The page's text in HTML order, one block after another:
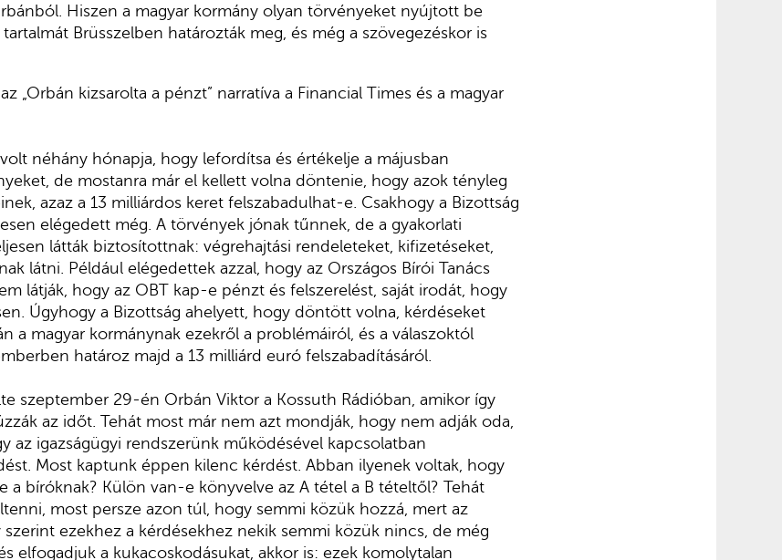
Hiszen a magyar kormány olyan törvényeket nyújtott be
Brüsszelben határozták meg, és még a szövegezéskor is
„Orbán kizsarolta a pénzt” narratíva a Financial Times és a magyar
néhány hónapja, hogy lefordítsa és értékelje a májusban
de mostanra már el kellett volna döntenie, hogy azok tényleg
azaz a 13 milliárdos keret felszabadulhat-e. Csakhogy a Bizottság
elégedett még. A törvények jónak tűnnek, de a gyakorlati
látták biztosítottnak: végrehajtási rendeleteket, kifizetéseket,
látni. Például elégedettek azzal, hogy az Országos Bírói Tanács
látják, hogy az OBT kap-e pénzt és felszerelést, saját irodát, hogy
Úgyhogy a Bizottság ahelyett, hogy döntött volna, kérdéseket
a magyar kormánynak ezekről a problémáiról, és a válaszoktól
határoz majd a 13 milliárd euró felszabadításáról.
szeptember 29-én Orbán Viktor a Kossuth Rádióban, amikor így
az időt. Tehát most már nem azt mondják, hogy nem adják oda,
az igazságügyi rendszerünk működésével kapcsolatban
Most kaptunk éppen kilenc kérdést. Abban ilyenek voltak, hogy
a bíróknak? Külön van-e könyvelve az A tétel a B tételtől? Tehát
most persze azon túl, hogy semmi közük hozzá, mert az
ezekhez a kérdésekhez nekik semmi közük nincs, de még
elfogadjuk a kukacoskodásukat, akkor is: ezek komolytalan